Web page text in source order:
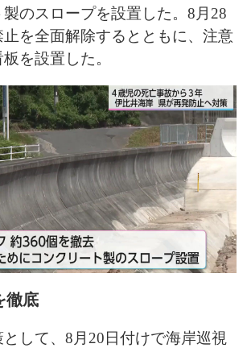
のスロープを設置した。8月28
止を全面解除するとともに、注意
を設置した。
徹底
して、8月20日付けで海岸巡視